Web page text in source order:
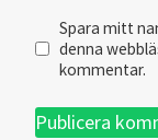
Spara mitt
denna
kommentar.